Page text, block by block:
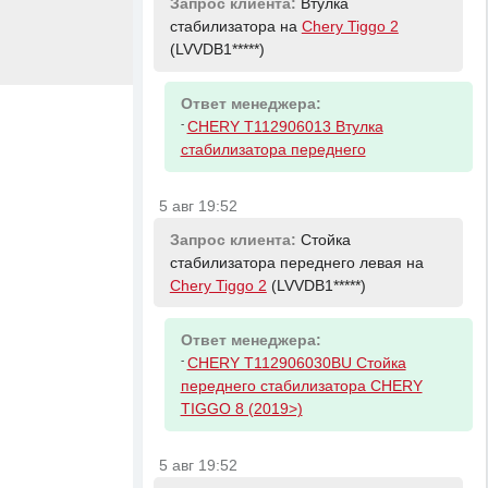
Запрос клиента: Втулка
стабилизатора на Chery Tiggo 2
(LVVDB1*****)
Ответ менеджера:
- CHERY T112906013 Втулка
стабилизатора переднего
5 авг 19:52
Запрос клиента: Стойка
стабилизатора переднего левая на
Chery Tiggo 2 (LVVDB1*****)
Ответ менеджера:
- CHERY T112906030BU Стойка
переднего стабилизатора CHERY
TIGGO 8 (2019>)
5 авг 19:52